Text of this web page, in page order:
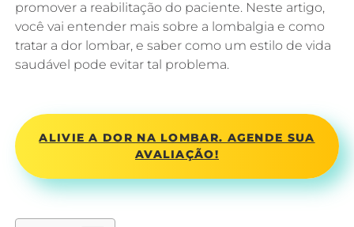
promover a reabilitação do paciente. Neste artigo,
você vai entender mais sobre a lombalgia e como
tratar a dor lombar, e saber como um estilo de vida
saudável pode evitar tal problema.
ALIVIE A DOR NA LOMBAR. AGENDE SUA
AVALIAÇÃO!